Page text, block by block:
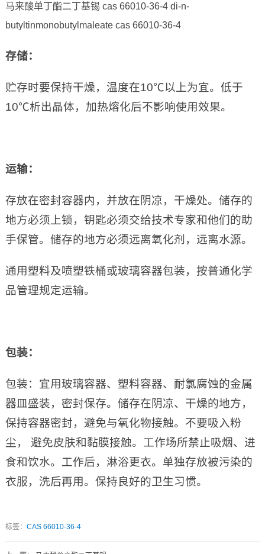
马来酸单丁酯二丁基锡 cas 66010-36-4 di-n-
butyltinmonobutylmaleate cas 66010-36-4
存储：
贮存时要保持干燥，温度在10℃以上为宜。低于
10℃析出晶体，加热熔化后不影响使用效果。
运输：
存放在密封容器内，并放在阴凉，干燥处。储存的
地方必须上锁，钥匙必须交给技术专家和他们的助
手保管。储存的地方必须远离氧化剂，远离水源。
通用塑料及喷塑铁桶或玻璃容器包装，按普通化学
品管理规定运输。
包装：
包装：宜用玻璃容器、塑料容器、耐氯腐蚀的金属
器皿盛装，密封保存。储存在阴凉、干燥的地方，
保持容器密封，避免与氧化物接触。不要吸入粉
尘， 避免皮肤和黏膜接触。工作场所禁止吸烟、进
食和饮水。工作后，淋浴更衣。单独存放被污染的
衣服，洗后再用。保持良好的卫生习惯。
标签： CAS 66010-36-4